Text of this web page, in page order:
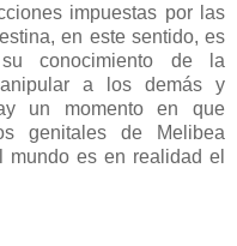
impuestas por las
en este sentido, es
conocimiento de la
a los demás y
un momento en que
genitales de Melibea
es en realidad el